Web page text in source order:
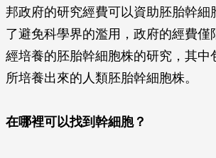
邦政府的研究經費可以資助胚胎幹細
了避免科學界的濫用，政府的經費僅
經培養的胚胎幹細胞株的研究，其中
所培養出來的人類胚胎幹細胞株。
在哪裡可以找到幹細胞？